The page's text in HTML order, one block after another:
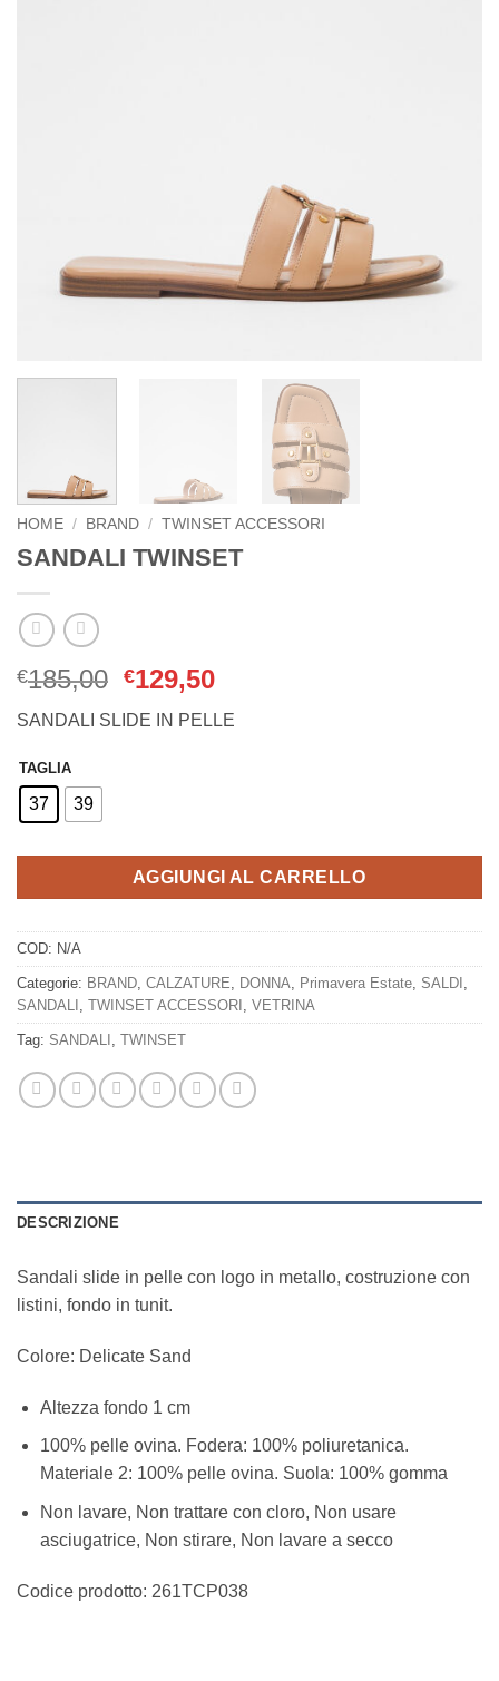
HOME / BRAND / TWINSET ACCESSORI
SANDALI TWINSET
€185,00 Il
originale
€129,50Il
attuale
SANDALI SLIDE IN PELLE
TAGLIA
37 39
AGGIUNGI AL CARRELLO
COD: N/A
Categorie: BRAND, CALZATURE, DONNA, Primavera Estate, SALDI ,
SANDALI , TWINSET ACCESSORI , VETRINA
Tag: SANDALI , TWINSET
DESCRIZIONE
Sandali slide in pelle con logo in metallo, costruzione con
listini, fondo in tunit.
Colore: Delicate Sand
Altezza fondo 1 cm
100% pelle ovina. Fodera: 100% poliuretanica.
Materiale 2: 100% pelle ovina. Suola: 100% gomma
Non lavare, Non trattare con cloro, Non usare
asciugatrice, Non stirare, Non lavare a secco
Codice prodotto: 261TCP038